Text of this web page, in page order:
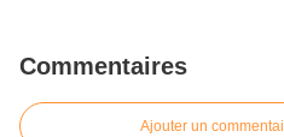
Commentaires
Ajouter un